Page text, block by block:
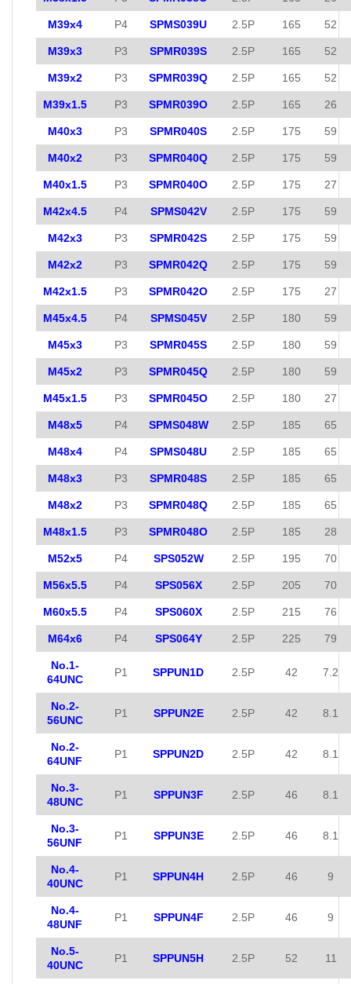
M39x4 P4 SPMS039U 2.5P 165 52
M39x3 P3 SPMR039S 2.5P 165 52
M39x2 P3 SPMR039Q 2.5P 165 52
M39x1.5 P3 SPMR039O 2.5P 165 26
M40x3 P3 SPMR040S 2.5P 175 59
M40x2 P3 SPMR040Q 2.5P 175 59
M40x1.5 P3 SPMR040O 2.5P 175 27
M42x4.5 P4 SPMS042V 2.5P 175 59
M42x3 P3 SPMR042S 2.5P 175 59
M42x2 P3 SPMR042Q 2.5P 175 59
M42x1.5 P3 SPMR042O 2.5P 175 27
M45x4.5 P4 SPMS045V 2.5P 180 59
M45x3 P3 SPMR045S 2.5P 180 59
M45x2 P3 SPMR045Q 2.5P 180 59
M45x1.5 P3 SPMR045O 2.5P 180 27
M48x5 P4 SPMS048W 2.5P 185 65
M48x4 P4 SPMS048U 2.5P 185 65
M48x3 P3 SPMR048S 2.5P 185 65
M48x2 P3 SPMR048Q 2.5P 185 65
M48x1.5 P3 SPMR048O 2.5P 185 28
M52x5 P4 SPS052W 2.5P 195 70
M56x5.5 P4 SPS056X 2.5P 205 70
M60x5.5 P4 SPS060X 2.5P 215 76
M64x6 P4 SPS064Y 2.5P 225 79
No.1-
64UNC
P1 SPPUN1D 2.5P 42 7.2
No.2-
56UNC
P1 SPPUN2E 2.5P 42 8.1
No.2-
64UNF
P1 SPPUN2D 2.5P 42 8.1
No.3-
48UNC
P1 SPPUN3F 2.5P 46 8.1
No.3-
56UNF
P1 SPPUN3E 2.5P 46 8.1
No.4-
40UNC
P1 SPPUN4H 2.5P 46 9
No.4-
48UNF
P1 SPPUN4F 2.5P 46 9
No.5-
40UNC
P1 SPPUN5H 2.5P 52 11